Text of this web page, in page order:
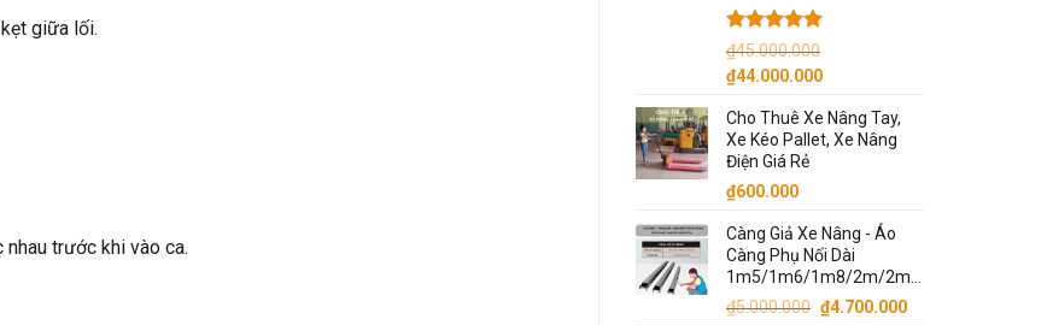
giữa lối.
nhau trước khi vào ca.
Được xếp
hạng5.00
5 sao
₫45.000.000
Giá
là:
₫45.000.000.
₫44.000.000Giá
tại
là:
Cho Thuê Xe Nâng Tay,
Xe Kéo Pallet, Xe Nâng
Điện Giá Rẻ
₫600.000
Càng Giả Xe Nâng - Áo
Càng Phụ Nối Dài
1m5/1m6/1m8/2m/2m2/2m5/3m
₫5.000.000 Giá
₫4.700.000Giá